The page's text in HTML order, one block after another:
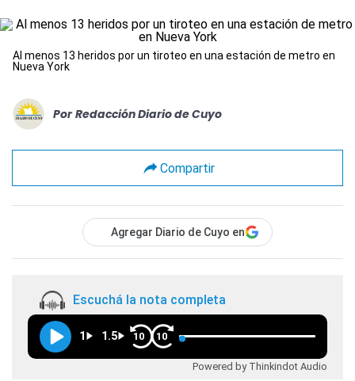
Al menos 13 heridos por un tiroteo en una estación de metro en
Nueva York
Por Redacción Diario de Cuyo
Compartir
Agregar Diario de Cuyo en
Escuchá la nota completa
1 1.5 10 10
Powered by Thinkindot Audio